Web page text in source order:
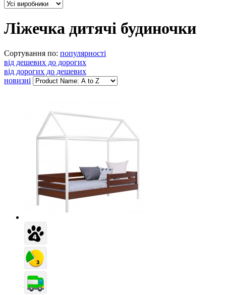
Ліжечка дитячі будиночки
Сортування по: популярності
від дешевих до дорогих
від дорогих до дешевих
новизні